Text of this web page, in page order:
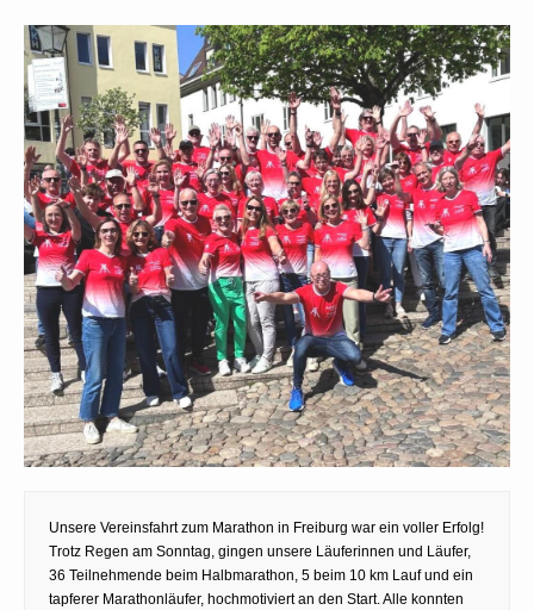
Unsere Vereinsfahrt zum Marathon in Freiburg war ein voller Erfolg!
Trotz Regen am Sonntag, gingen unsere Läuferinnen und Läufer,
36 Teilnehmende beim Halbmarathon, 5 beim 10 km Lauf und ein
tapferer Marathonläufer, hochmotiviert an den Start. Alle konnten